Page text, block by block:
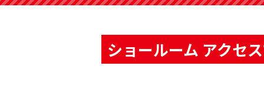
ショールーム アクセ